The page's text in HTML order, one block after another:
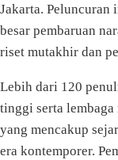
Jakarta.
besar pembaruan
riset mutakhir dan
Lebih dari 120
tinggi serta
yang mencakup
era kontemporer.